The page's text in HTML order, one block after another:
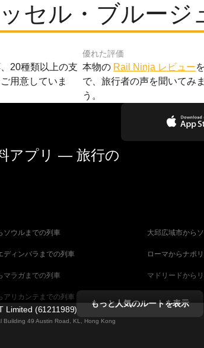
セル・ブルージ
20種類以上の支
用意していま
優れた評価
本物の Rail Ninja レビュー
で、旅行者の声を聞いてみ
う。
アプリ — 旅行の
ソウルまでの列車 大邱広域市から
ディンバラまでの列車 ローマからナポ
マラガまでの列車 マドリードから
アリカンテまでの列車 マラガからマド
マラガまでの列車
もっと人気のルートを表示
Limited (61211989)
Building 49 Austin Road, KL, Hong Kong